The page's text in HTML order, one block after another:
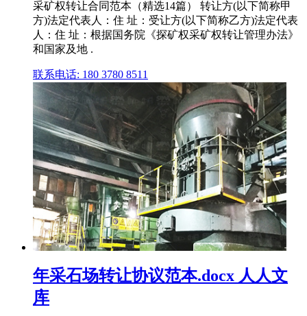
采矿权转让合同范本（精选14篇） 转让方(以下简称甲
方)法定代表人：住 址：受让方(以下简称乙方)法定代表
人：住 址：根据国务院《探矿权采矿权转让管理办法》
和国家及地 .
联系电话: 180 3780 8511
年采石场转让协议范本.docx 人人文
库